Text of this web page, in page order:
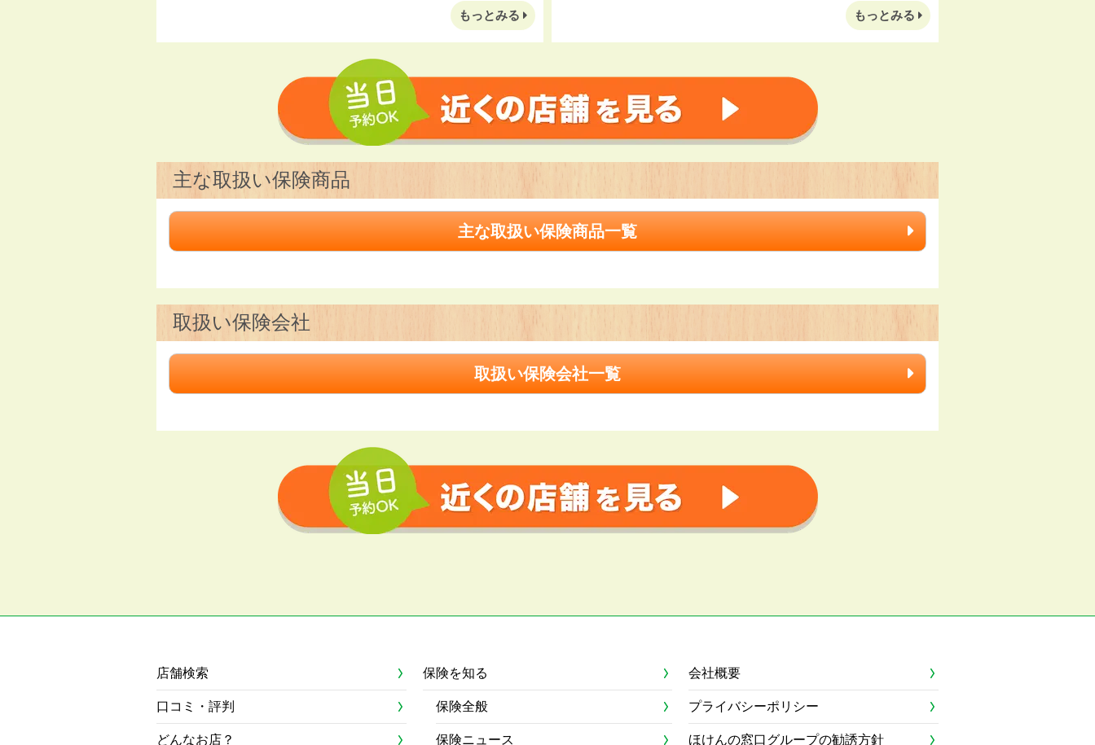
もっとみる もっとみる
主な取扱い保険商品
主な取扱い保険商品一覧
取扱い保険会社
取扱い保険会社一覧
店舗検索
口コミ・評判
どんなお店？
保険を知る
保険全般
保険ニュース
会社概要
プライバシーポリシー
ほけんの窓口グループの勧誘方針